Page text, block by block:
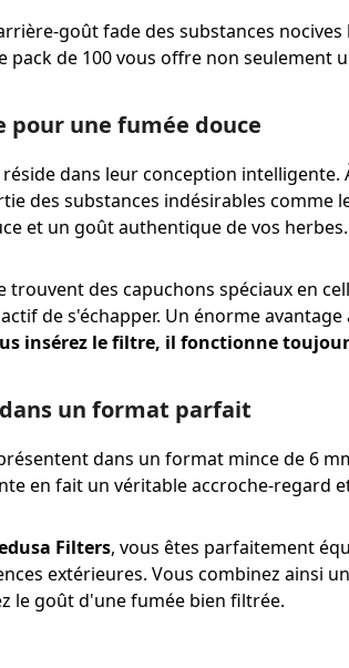
goût fade des substances
pack de 100 vous offre non seulement
pour une fumée douce
dans leur conception intelligente.
des substances indésirables
et un goût authentique de vos
trouvent des capuchons spéciaux en
de s'échapper. Un énorme
insérez le filtre, il fonctionne
un format parfait
dans un format mince de 6
en fait un véritable accroche-regard
Filters, vous êtes parfaitement
extérieures. Vous combinez ainsi
le goût d'une fumée bien filtrée.